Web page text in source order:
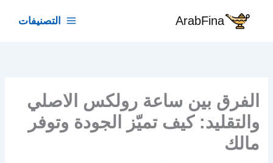
ArabFina التصنيفات
الفرق بين ساعة رولكس الاصلي
والتقليد: كيف تميّز الجودة وتوفر
مالك